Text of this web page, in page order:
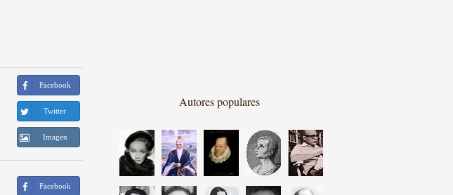
Facebook
Twitter
Imagen
Facebook
Autores populares